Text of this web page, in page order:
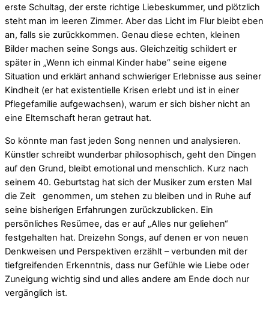
erste Schultag, der erste richtige Liebeskummer, und plötzlich
steht man im leeren Zimmer. Aber das Licht im Flur bleibt eben
an, falls sie zurückkommen. Genau diese echten, kleinen
Bilder machen seine Songs aus. Gleichzeitig schildert er
später in „Wenn ich einmal Kinder habe“ seine eigene
Situation und erklärt anhand schwieriger Erlebnisse aus seiner
Kindheit (er hat existentielle Krisen erlebt und ist in einer
Pflegefamilie aufgewachsen), warum er sich bisher nicht an
eine Elternschaft heran getraut hat.
So könnte man fast jeden Song nennen und analysieren.
Künstler schreibt wunderbar philosophisch, geht den Dingen
auf den Grund, bleibt emotional und menschlich. Kurz nach
seinem 40. Geburtstag hat sich der Musiker zum ersten Mal
die Zeit genommen, um stehen zu bleiben und in Ruhe auf
seine bisherigen Erfahrungen zurückzublicken. Ein
persönliches Resümee, das er auf „Alles nur geliehen“
festgehalten hat. Dreizehn Songs, auf denen er von neuen
Denkweisen und Perspektiven erzählt – verbunden mit der
tiefgreifenden Erkenntnis, dass nur Gefühle wie Liebe oder
Zuneigung wichtig sind und alles andere am Ende doch nur
vergänglich ist.